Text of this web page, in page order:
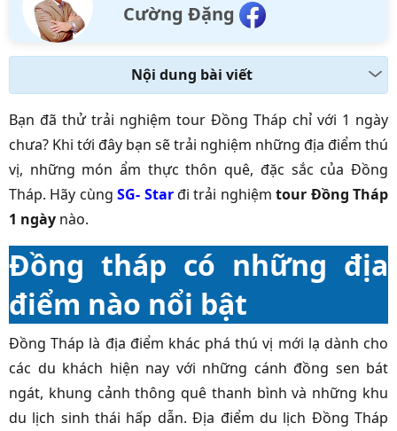
Cường Đặng
Nội dung bài viết
Bạn đã thử trải nghiệm tour Đồng Tháp chỉ với 1 ngày
chưa? Khi tới đây bạn sẽ trải nghiệm những địa điểm thú
vị, những món ẩm thực thôn quê, đặc sắc của Đồng
Tháp. Hãy cùngSG- Starđi trải nghiệmtour Đồng Tháp
1 ngày nào.
Đồng tháp có những địa
điểm nào nổi bật
Đồng Tháp là địa điểm khác phá thú vị mới lạ dành cho
các du khách hiện nay với những cánh đồng sen bát
ngát, khung cảnh thông quê thanh bình và những khu
du lịch sinh thái hấp dẫn. Địa điểm du lịch Đồng Tháp